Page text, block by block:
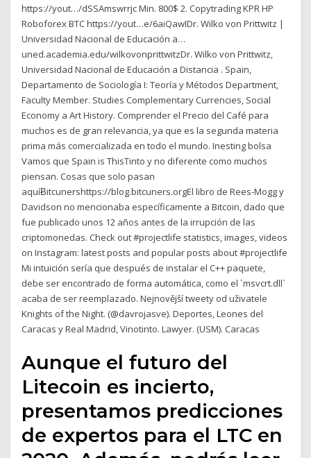
https://yout…/dSSAmswrrjc Min. 800$ 2. Copytrading KPR HP
Roboforex BTC https://yout…e/6aiQawIDr. Wilko von Prittwitz |
Universidad Nacional de Educación a…
uned.academia.edu/wilkovonprittwitzDr. Wilko von Prittwitz,
Universidad Nacional de Educación a Distancia . Spain,
Departamento de Sociología I: Teoría y Métodos Department,
Faculty Member. Studies Complementary Currencies, Social
Economy a Art History. Comprender el Precio del Café para
muchos es de gran relevancia, ya que es la segunda materia
prima más comercializada en todo el mundo. Inesting bolsa
Vamos que Spain is ThisTinto y no diferente como muchos
piensan. Cosas que solo pasan
aquíɃitcunershttps://blog.bitcuners.orgEl libro de Rees-Mogg y
Davidson no mencionaba específicamente a Bitcoin, dado que
fue publicado unos 12 años antes de la irrupción de las
criptomonedas. Check out #projectlife statistics, images, videos
on Instagram: latest posts and popular posts about #projectlife
Mi intuición sería que después de instalar el C++ paquete,
debe ser encontrado de forma automática, como el `msvcrt.dll`
acaba de ser reemplazado. Nejnovější tweety od uživatele
Knights of the Night. (@davrojasve). Deportes, Leones del
Caracas y Real Madrid, Vinotinto. Lawyer. (USM). Caracas
Aunque el futuro del
Litecoin es incierto,
presentamos predicciones
de expertos para el LTC en